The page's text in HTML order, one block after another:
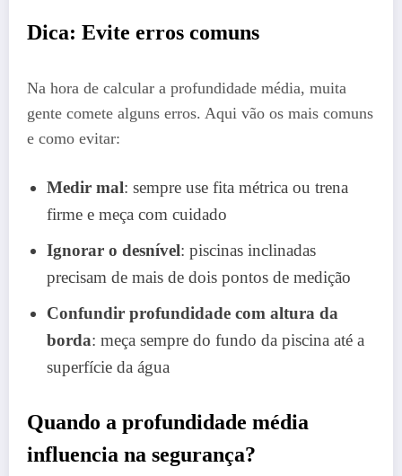
Dica: Evite erros comuns
Na hora de calcular a profundidade média, muita
gente comete alguns erros. Aqui vão os mais comuns
e como evitar:
Medir mal: sempre use fita métrica ou trena
firme e meça com cuidado
Ignorar o desnível: piscinas inclinadas
precisam de mais de dois pontos de medição
Confundir profundidade com altura da
borda: meça sempre do fundo da piscina até a
superfície da água
Quando a profundidade média
influencia na segurança?